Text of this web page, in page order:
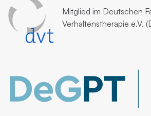
Mitglied im Deutschen
Verhaltenstherapie e.V.